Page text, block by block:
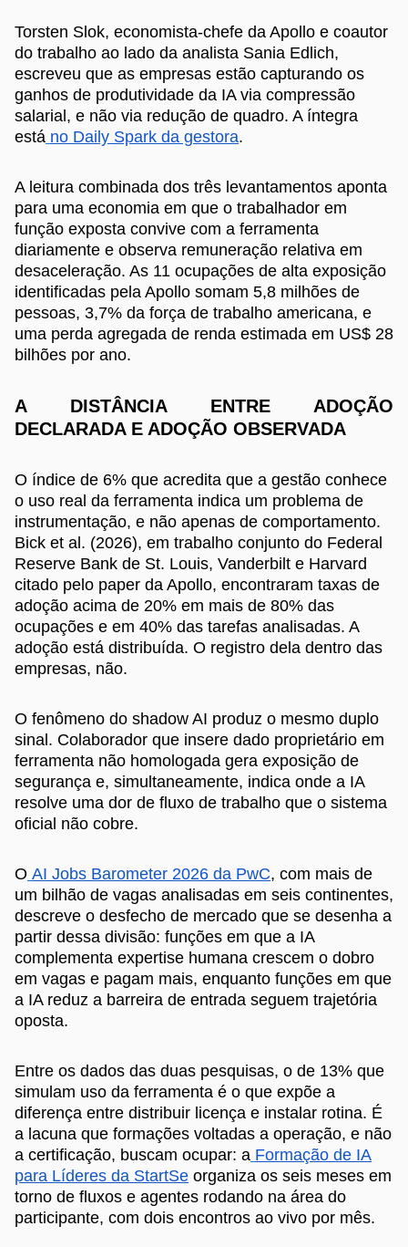
Torsten Slok, economista-chefe da Apollo e coautor
do trabalho ao lado da analista Sania Edlich,
escreveu que as empresas estão capturando os
ganhos de produtividade da IA via compressão
salarial, e não via redução de quadro. A íntegra
está no Daily Spark da gestora.
A leitura combinada dos três levantamentos aponta
para uma economia em que o trabalhador em
função exposta convive com a ferramenta
diariamente e observa remuneração relativa em
desaceleração. As 11 ocupações de alta exposição
identificadas pela Apollo somam 5,8 milhões de
pessoas, 3,7% da força de trabalho americana, e
uma perda agregada de renda estimada em US$ 28
bilhões por ano.
A DISTÂNCIA ENTRE ADOÇÃO
DECLARADA E ADOÇÃO OBSERVADA
O índice de 6% que acredita que a gestão conhece
o uso real da ferramenta indica um problema de
instrumentação, e não apenas de comportamento.
Bick et al. (2026), em trabalho conjunto do Federal
Reserve Bank de St. Louis, Vanderbilt e Harvard
citado pelo paper da Apollo, encontraram taxas de
adoção acima de 20% em mais de 80% das
ocupações e em 40% das tarefas analisadas. A
adoção está distribuída. O registro dela dentro das
empresas, não.
O fenômeno do shadow AI produz o mesmo duplo
sinal. Colaborador que insere dado proprietário em
ferramenta não homologada gera exposição de
segurança e, simultaneamente, indica onde a IA
resolve uma dor de fluxo de trabalho que o sistema
oficial não cobre.
O AI Jobs Barometer 2026 da PwC, com mais de
um bilhão de vagas analisadas em seis continentes,
descreve o desfecho de mercado que se desenha a
partir dessa divisão: funções em que a IA
complementa expertise humana crescem o dobro
em vagas e pagam mais, enquanto funções em que
a IA reduz a barreira de entrada seguem trajetória
oposta.
Entre os dados das duas pesquisas, o de 13% que
simulam uso da ferramenta é o que expõe a
diferença entre distribuir licença e instalar rotina. É
a lacuna que formações voltadas a operação, e não
a certificação, buscam ocupar: a Formação de IA
para Líderes da StartSe organiza os seis meses em
torno de fluxos e agentes rodando na área do
participante, com dois encontros ao vivo por mês.